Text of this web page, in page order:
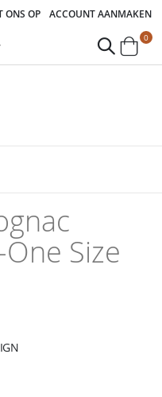
ONS OP ACCOUNT AANMAKEN
Cart
0
Size